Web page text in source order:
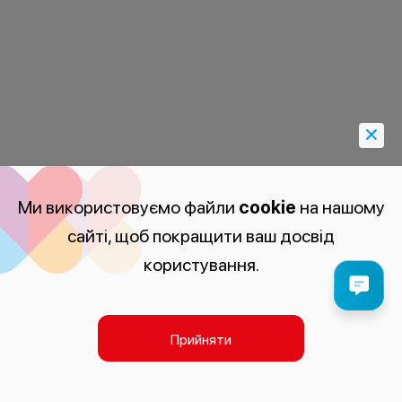
Ми використовуємо файли cookie на нашому
сайті, щоб покращити ваш досвід
користування.
Прийняти